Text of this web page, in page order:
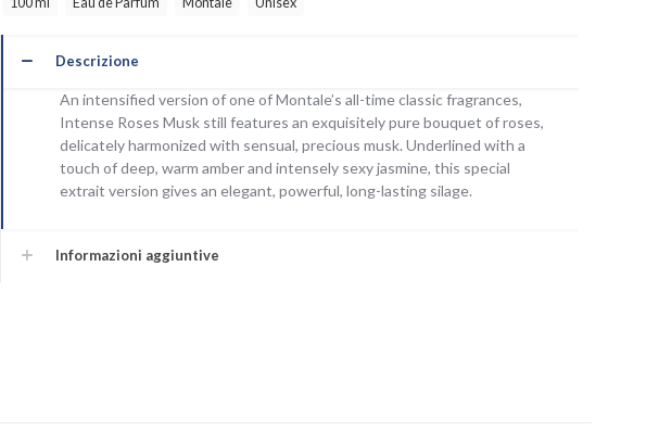
Descrizione
An intensified version of one of Montale’s all-time classic fragrances,
Intense Roses Musk still features an exquisitely pure bouquet of roses,
delicately harmonized with sensual, precious musk. Underlined with a
touch of deep, warm amber and intensely sexy jasmine, this special
extrait version gives an elegant, powerful, long-lasting silage.
Informazioni aggiuntive